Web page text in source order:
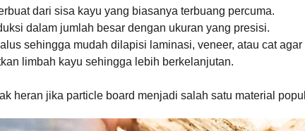
dari sisa kayu yang biasanya terbuang percuma.
dalam jumlah besar dengan ukuran yang presisi.
sehingga mudah dilapisi laminasi, veneer, atau cat
limbah kayu sehingga lebih berkelanjutan.
heran jika particle board menjadi salah satu material